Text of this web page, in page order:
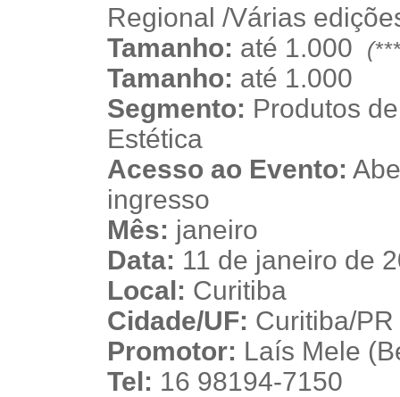
Regional /Várias
Tamanho: até 1.000
Tamanho: até 1.000
Segmento: Produtos
Estética
Acesso ao Evento:
ingresso
Mês: janeiro
Data: 11 de janeiro de
Local: Curitiba
Cidade/UF: Curitiba/
Promotor: Laís Mele
Tel: 16 98194-7150